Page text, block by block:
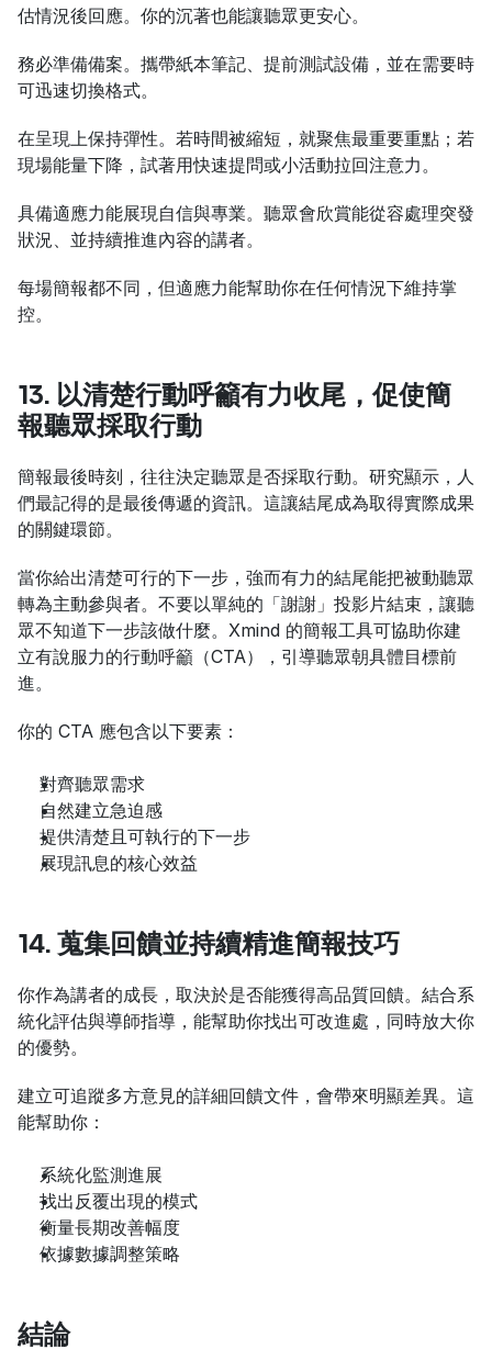
估情況後回應。你的沉著也能讓聽眾更安心。
務必準備備案。攜帶紙本筆記、提前測試設備，並在需要時
可迅速切換格式。
在呈現上保持彈性。若時間被縮短，就聚焦最重要重點；若
現場能量下降，試著用快速提問或小活動拉回注意力。
具備適應力能展現自信與專業。聽眾會欣賞能從容處理突發
狀況、並持續推進內容的講者。
每場簡報都不同，但適應力能幫助你在任何情況下維持掌
控。
13. 以清楚行動呼籲有力收尾，促使簡
報聽眾採取行動
簡報最後時刻，往往決定聽眾是否採取行動。研究顯示，人
們最記得的是最後傳遞的資訊。這讓結尾成為取得實際成果
的關鍵環節。
當你給出清楚可行的下一步，強而有力的結尾能把被動聽眾
轉為主動參與者。不要以單純的「謝謝」投影片結束，讓聽
眾不知道下一步該做什麼。Xmind 的簡報工具可協助你建
立有說服力的行動呼籲（CTA），引導聽眾朝具體目標前
進。
你的 CTA 應包含以下要素：
對齊聽眾需求
自然建立急迫感
提供清楚且可執行的下一步
展現訊息的核心效益
14. 蒐集回饋並持續精進簡報技巧
你作為講者的成長，取決於是否能獲得高品質回饋。結合系
統化評估與導師指導，能幫助你找出可改進處，同時放大你
的優勢。
建立可追蹤多方意見的詳細回饋文件，會帶來明顯差異。這
能幫助你：
系統化監測進展
找出反覆出現的模式
衡量長期改善幅度
依據數據調整策略
結論